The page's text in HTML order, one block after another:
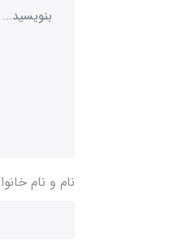
نام و نام